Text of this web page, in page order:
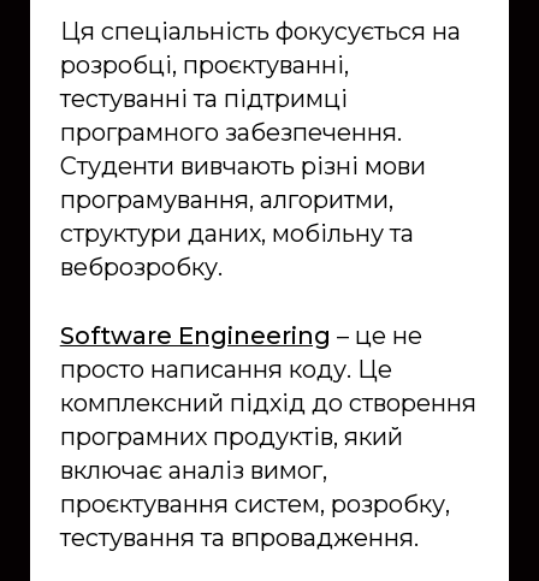
Ця спеціальність фокусується на
розробці, проєктуванні,
тестуванні та підтримці
програмного забезпечення.
Студенти вивчають різні мови
програмування, алгоритми,
структури даних, мобільну та
веброзробку.
Software Engineering – це не
просто написання коду. Це
комплексний підхід до створення
програмних продуктів, який
включає аналіз вимог,
проєктування систем, розробку,
тестування та впровадження.